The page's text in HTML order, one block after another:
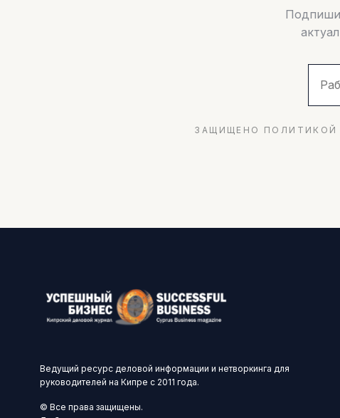
ЗАЩИЩЕНО
Ведущий ресурс деловой информации и нетворкинга для
руководителей на Кипре с 2011 года.
© Все права защищены.